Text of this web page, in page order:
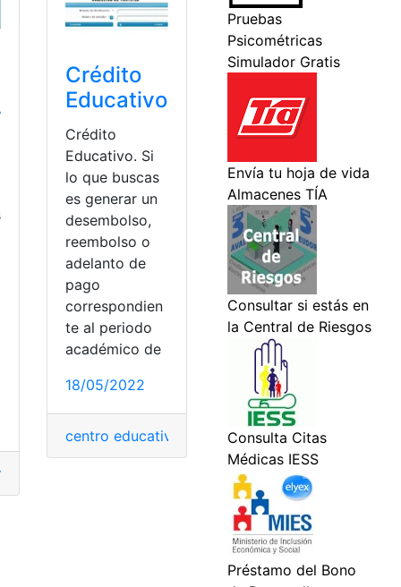
Tramites en línea
1er Garantías económicas,Requisitos
Crédito
Educativo
Crédito
Educativo. Si
lo que buscas
es generar un
desembolso,
reembolso o
adelanto de
pago
correspondien
te al periodo
académico de
18/05/2022
centro educativo educativo,Educativos